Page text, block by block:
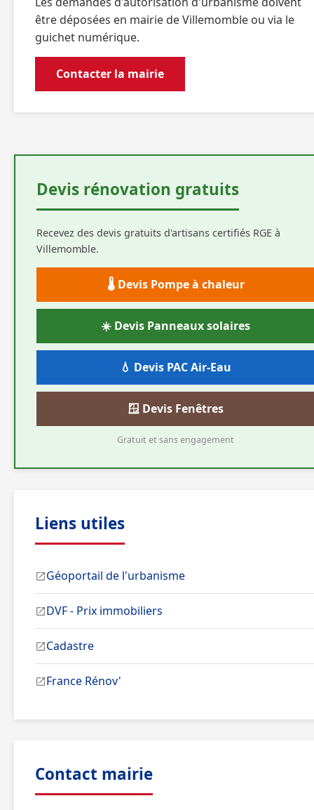
être déposées en mairie de Villemomble ou via le
guichet numérique.
Contacter la mairie
Devis rénovation gratuits
Recevez des devis gratuits d'artisans certifiés RGE à
Villemomble.
🌡️ Devis Pompe à chaleur
☀️ Devis Panneaux solaires
💧 Devis PAC Air-Eau
🪟 Devis Fenêtres
Gratuit et sans engagement
Liens utiles
Géoportail de l'urbanisme
DVF - Prix immobiliers
Cadastre
France Rénov'
Contact mairie